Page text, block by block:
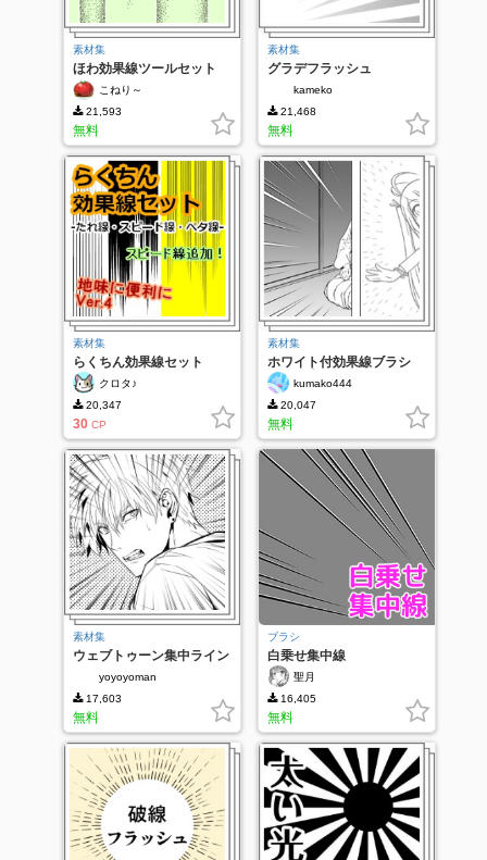
素材集
ほわ効果線ツールセット
こねり～
21,593
無料
素材集
グラデフラッシュ
kameko
21,468
無料
素材集
らくちん効果線セット
Ver.4 -たれ線・スピード
線・ベタ線-
クロタ♪
20,347
30 CP
素材集
ホワイト付効果線ブラシ
+ぱあブラシ
kumako444
20,047
無料
素材集
ウェブトゥーン集中ライン
yoyoyoman
17,603
無料
ブラシ
白乗せ集中線
聖月
16,405
無料